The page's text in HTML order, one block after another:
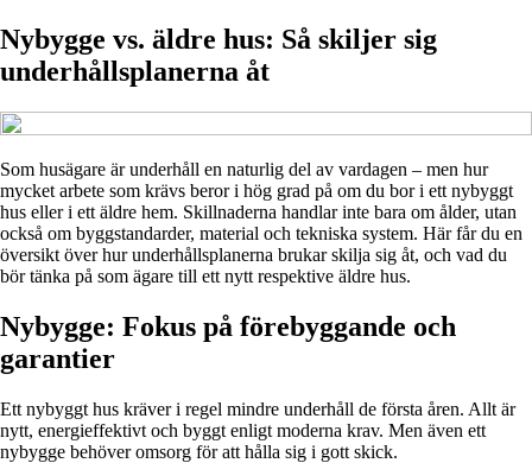
Nybygge vs. äldre hus: Så skiljer sig
underhållsplanerna åt
Som husägare är underhåll en naturlig del av vardagen – men hur
mycket arbete som krävs beror i hög grad på om du bor i ett nybyggt
hus eller i ett äldre hem. Skillnaderna handlar inte bara om ålder, utan
också om byggstandarder, material och tekniska system. Här får du en
översikt över hur underhållsplanerna brukar skilja sig åt, och vad du
bör tänka på som ägare till ett nytt respektive äldre hus.
Nybygge: Fokus på förebyggande och
garantier
Ett nybyggt hus kräver i regel mindre underhåll de första åren. Allt är
nytt, energieffektivt och byggt enligt moderna krav. Men även ett
nybygge behöver omsorg för att hålla sig i gott skick.